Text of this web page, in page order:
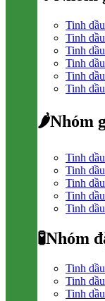
Tinh
Tinh
Tinh
Tinh
Tinh
Tinh
🌶Nhóm
Tinh
Tinh
Tinh
Tinh
Tinh
🧪Nhóm
Tinh
Tinh
Tinh